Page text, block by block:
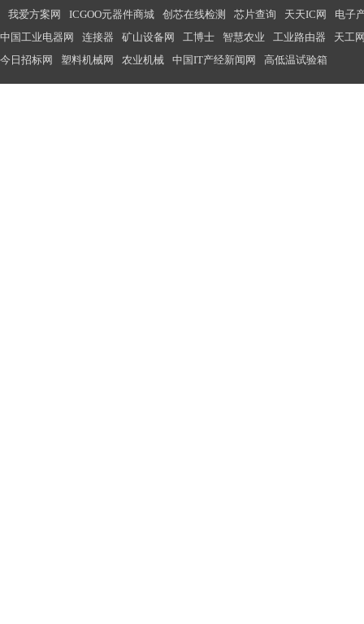
我爱方案网 ICGOO元器件商城 创芯在线检测 芯片查询 天天IC网
电子
中国工业电器网
连接器 矿山设备网 工博士 智慧农业 工业路由器
天工
今日招标网
塑料机械网 农业机械 中国IT产经新闻网 高低温试验箱